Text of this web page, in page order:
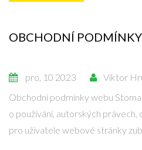
OBCHODNÍ PODMÍNKY
pro, 10 2023 Viktor
Obchodní podmínky webu
o používání, autorských
pro uživatele webové stránky